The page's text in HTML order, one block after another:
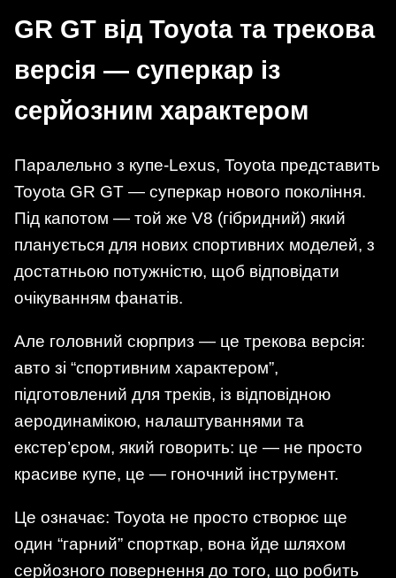
GR GT від Toyota та трекова
версія — суперкар із
серйозним характером
Паралельно з купе-Lexus, Toyota представить
Toyota GR GT — суперкар нового покоління.
Під капотом — той же V8 (гібридний) який
планується для нових спортивних моделей, з
достатньою потужністю, щоб відповідати
очікуванням фанатів.
Але головний сюрприз — це трекова версія:
авто зі “спортивним характером”,
підготовлений для треків, із відповідною
аеродинамікою, налаштуваннями та
екстер’єром, який говорить: це — не просто
красиве купе, це — гоночний інструмент.
Це означає: Toyota не просто створює ще
один “гарний” спорткар, вона йде шляхом
серйозного повернення до того, що робить